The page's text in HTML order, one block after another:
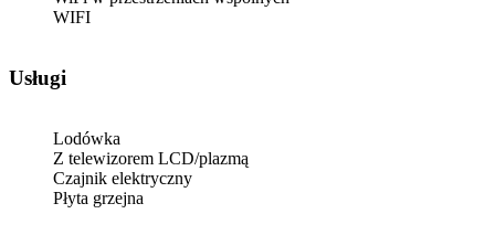
WIFI
Usługi
Lodówka
Z telewizorem LCD/plazmą
Czajnik elektryczny
Płyta grzejna